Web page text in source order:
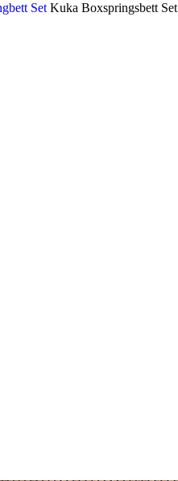
Set Kuka Boxspringsbett Set